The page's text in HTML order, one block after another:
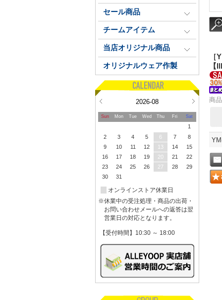
セール商品
チームアイテム
当店オリジナル商品
オリジナルウェア作製
2026-08
Sun Mon Tue Wed Thu Fri Sat
1
2
3 4 5 6 7
8
9
10 11 12 13 14
15
16
17 18 19 20 21
22
23
24 25 26 27 28
29
30
31
オンラインストア休業日
※休業中の受注処理・商品の出荷・
お問い合わせメールへの返答は翌
営業日の対応となります。
【受付時間】10:30 ～ 18:00
［
【
商